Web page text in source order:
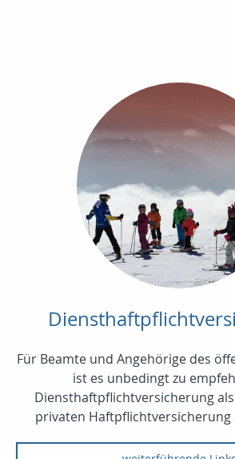
Für Beamte und Angehörige des
ist es unbedingt zu
Diensthaftpflichtversicherung
privaten Haftpflichtversicherung